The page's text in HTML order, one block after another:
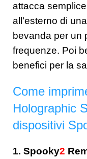
attacca
all’esterno di
bevanda per un
frequenze. Poi
benefici per la
Come
Holographic
dispositivi
1. Spooky2